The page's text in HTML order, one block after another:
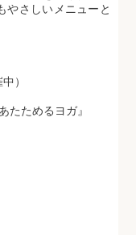
やさしいメニューと
）
たためるヨガ』